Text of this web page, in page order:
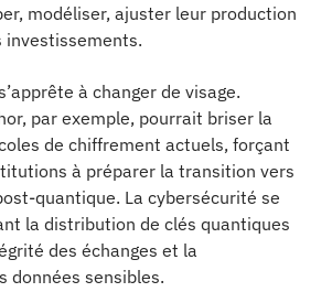
modéliser, ajuster leur production
investissements.
à changer de visage.
par exemple, pourrait briser la
de chiffrement actuels, forçant
à préparer la transition vers
quantique. La cybersécurité se
la distribution de clés quantiques
des échanges et la
données sensibles.